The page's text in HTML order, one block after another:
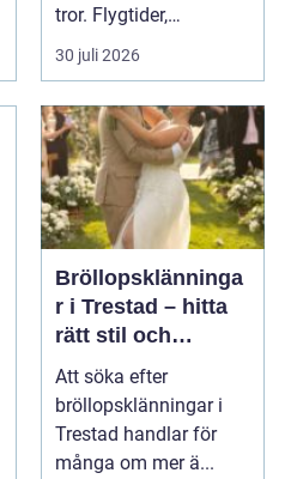
tror. Flygtider,
packning, säker...
30 juli 2026
Bröllopsklänninga
r i Trestad – hitta
rätt stil och
passform inför den
stora dagen
Att söka efter
bröllopsklänningar i
Trestad handlar för
många om mer ä...